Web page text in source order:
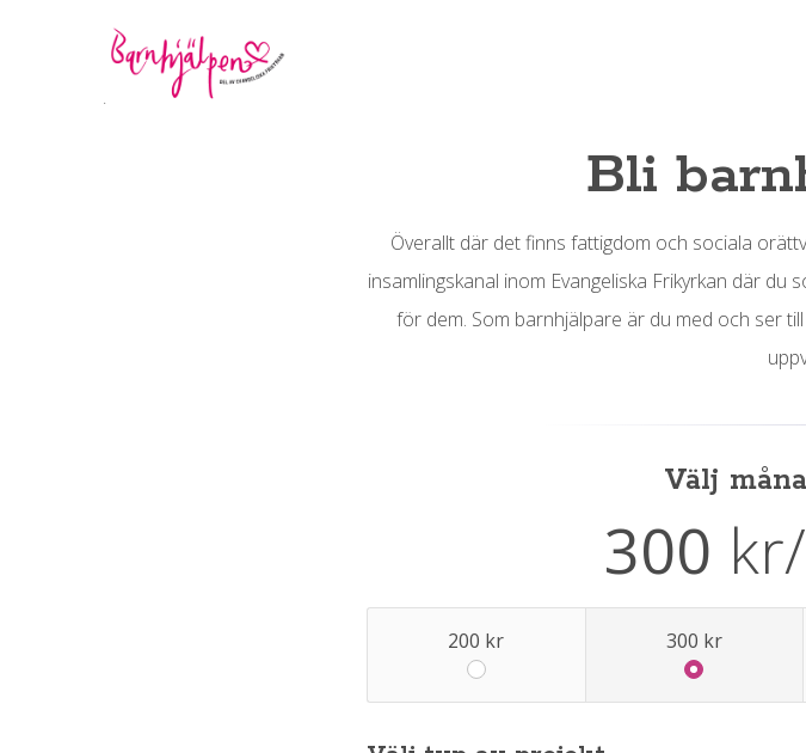
Bli
Överallt där det finns fattigdom och sociala
insamlingskanal inom Evangeliska Frikyrkan där
för dem. Som barnhjälpare är du med och ser
Välj
300 kr
200 kr 300 kr